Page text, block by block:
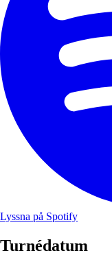
Lyssna på Spotify
Turnédatum